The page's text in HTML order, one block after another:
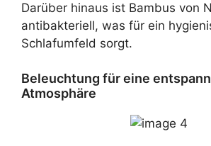
Darüber hinaus ist Bambus von
antibakteriell, was für ein
Schlafumfeld sorgt.
Beleuchtung für eine
Atmosphäre